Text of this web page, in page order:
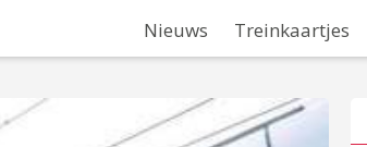
Nieuws Treinkaartjes